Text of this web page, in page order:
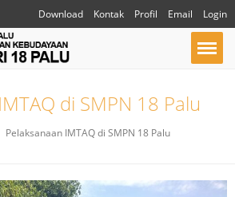
Download Kontak Profil Email Login
di SMPN 18 Palu
Pelaksanaan IMTAQ di SMPN 18 Palu